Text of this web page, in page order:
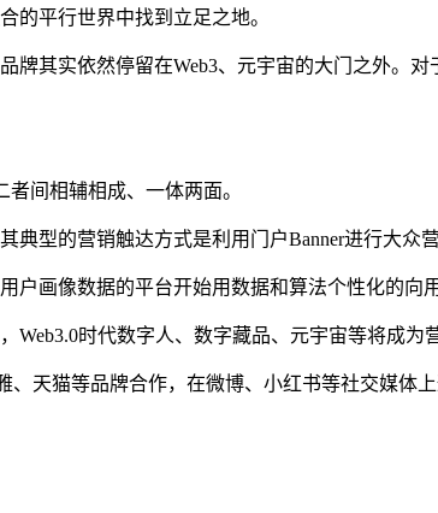
的平行世界中找到立足之地。
其实依然停留在Web3、元宇宙的大门之外。
间相辅相成、一体两面。
型的营销触达方式是利用门户Banner进行大众营
画像数据的平台开始用数据和算法个性化的向
时代数字人、数字藏品、元宇宙等将成为
天猫等品牌合作，在微博、小红书等社交媒体